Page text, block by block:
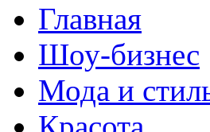
Главная
Шоу-бизнес
Мода и